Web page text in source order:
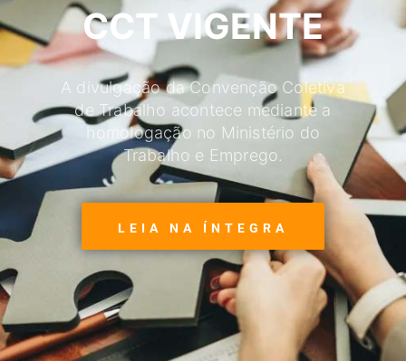
CCT VIGENTE
A divulgação da Convenção Coletiva
de Trabalho acontece mediante a
homologação no Ministério do
Trabalho e Emprego.
LEIA NA ÍNTEGRA